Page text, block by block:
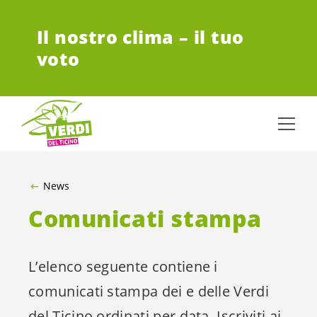
Il nostro clima – il tuo
voto
News
Comunicati stampa
L’elenco seguente contiene i
comunicati stampa dei e delle Verdi